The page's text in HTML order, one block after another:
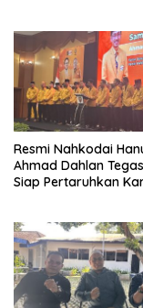
Resmi Nahkodai
Ahmad Dahlan
Siap Pertaruhkan